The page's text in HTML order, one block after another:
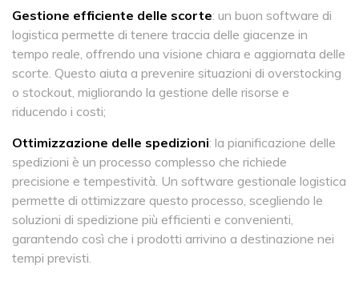
Gestione efficiente delle scorte: un buon software di
logistica permette di tenere traccia delle giacenze in
tempo reale, offrendo una visione chiara e aggiornata delle
scorte. Questo aiuta a prevenire situazioni di overstocking
o stockout, migliorando la gestione delle risorse e
riducendo i costi;
Ottimizzazione delle spedizioni: la pianificazione delle
spedizioni è un processo complesso che richiede
precisione e tempestività. Un software gestionale logistica
permette di ottimizzare questo processo, scegliendo le
soluzioni di spedizione più efficienti e convenienti,
garantendo così che i prodotti arrivino a destinazione nei
tempi previsti.